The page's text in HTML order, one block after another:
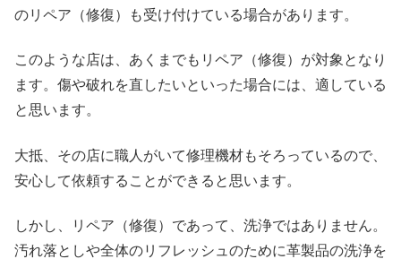
のリペア（修復）も受け付けている場合があります。
このような店は、あくまでもリペア（修復）が対象となり
ます。傷や破れを直したいといった場合には、適している
と思います。
大抵、その店に職人がいて修理機材もそろっているので、
安心して依頼することができると思います。
しかし、リペア（修復）であって、洗浄ではありません。
汚れ落としや全体のリフレッシュのために革製品の洗浄を